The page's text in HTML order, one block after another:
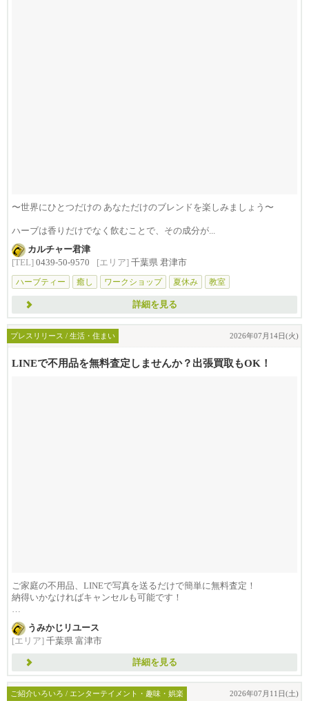
〜世界にひとつだけの あなただけのブレンドを楽しみましょう〜
ハーブは香りだけでなく飲むことで、その成分が...
カルチャー君津
[TEL] 0439-50-9570 [エリア] 千葉県 君津市
ハーブティー
癒し ワークショップ 夏休み 教室
詳細を見る
プレスリリース / 生活・住まい 2026年07月14日(火)
LINEで不用品を無料査定しませんか？出張買取もOK！
ご家庭の不用品、LINEで写真を送るだけで簡単に無料査定！
納得いかなければキャンセルも可能です！
...
うみかじリユース
[エリア] 千葉県 富津市
詳細を見る
ご紹介いろいろ / エンターテイメント・趣味・娯楽 2026年07月11日(土)